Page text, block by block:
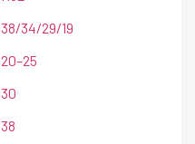
38/34/29/19
20–25
30
38